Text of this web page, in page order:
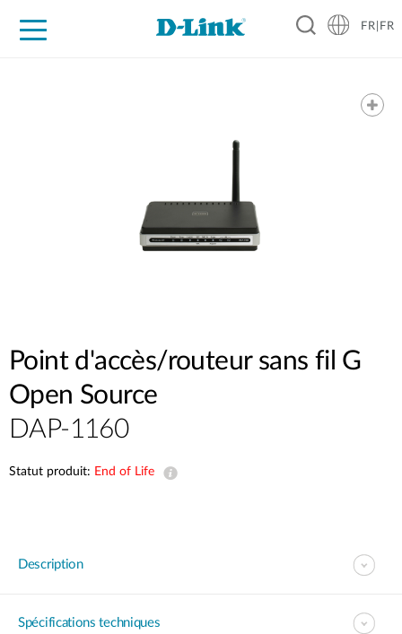
FR|FR
Point d'accès/routeur sans fil G
Open Source
DAP-1160
Statut produit: End of Life
Description
Spécifications techniques